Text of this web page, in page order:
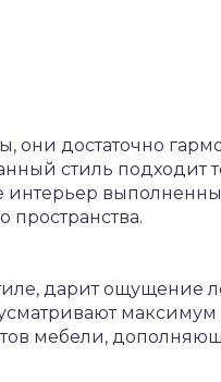
они достаточно
стиль подходит
дарит ощущение
максимум
мебели,